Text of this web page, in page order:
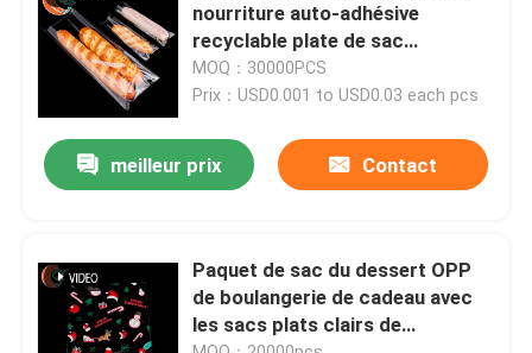
Nouvelles
Demandez un devis
Film d'emballage BOPP
Film de petit pain de conditionnement en plastique
Film d'emballage de collations
nourriture auto-adhésive
recyclable plate de sac
d'emballage d'OPP
MOQ：30000PCS
Prix：USD0.001 to USD0.03 each pcs
meilleur prix Contact
Paquet de sac du dessert OPP
de boulangerie de cadeau avec
les sacs plats clairs de